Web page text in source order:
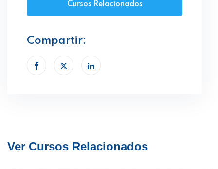
Cursos Relacionados
Compartir:
Ver Cursos Relacionados